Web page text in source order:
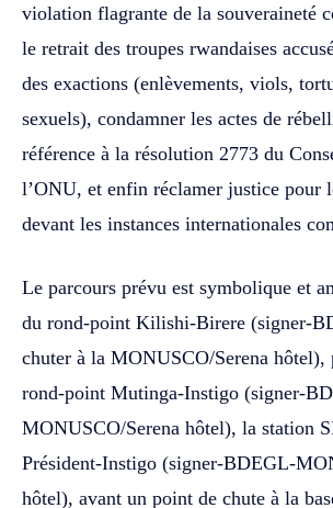
violation flagrante de la souveraineté
le retrait des troupes rwandaises
des exactions (enlèvements, viols,
sexuels), condamner les actes de
référence à la résolution 2773 du
l’ONU, et enfin réclamer justice pour
devant les instances internationales
Le parcours prévu est symbolique et
du rond-point Kilishi-Birere (signer-
chuter à la MONUSCO/Serena hôtel),
rond-point Mutinga-Instigo (signer-
MONUSCO/Serena hôtel), la station
Président-Instigo (signer-BDEGL-
hôtel), avant un point de chute à la